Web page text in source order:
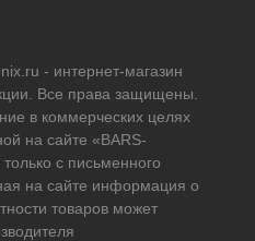
- интернет-магазин
Все права защищены.
в коммерческих целях
на сайте «BARS-
с письменного
на сайте информация о
товаров может